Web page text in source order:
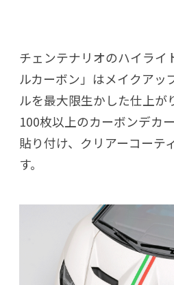
チェンテナリオのハイライ
ルカーボン」はメイクアッ
ルを最大限生かした仕上が
100枚以上のカーボンデカ
貼り付け、クリアーコーテ
す。